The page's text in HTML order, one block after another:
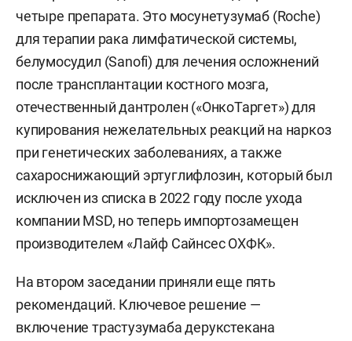
четыре препарата. Это мосунетузумаб (Roche)
для терапии рака лимфатической системы,
белумосудил (Sanofi) для лечения осложнений
после трансплантации костного мозга,
отечественный дантролен («ОнкоТаргет») для
купирования нежелательных реакций на наркоз
при генетических заболеваниях, а также
сахароснижающий эртуглифлозин, который был
исключен из списка в 2022 году после ухода
компании MSD, но теперь импортозамещен
производителем «Лайф Сайнсес ОХФК».
На втором заседании приняли еще пять
рекомендаций. Ключевое решение —
включение трастузумаба дерукстекана